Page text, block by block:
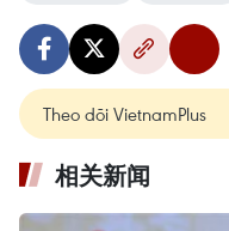
Theo dõi VietnamPlus
相关新闻